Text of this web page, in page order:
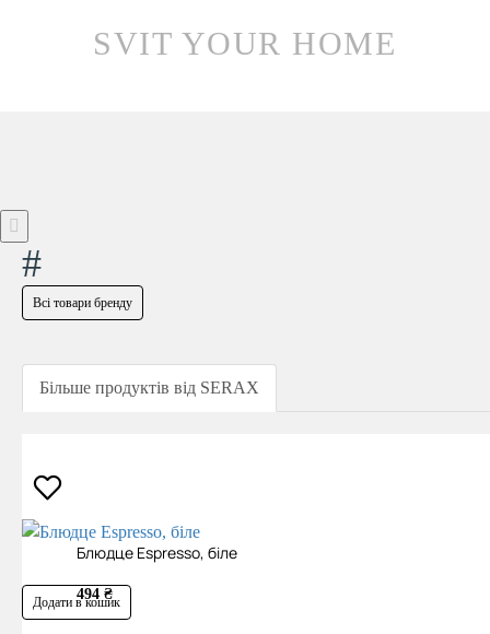
SVIT YOUR HOME
#
Всі товари бренду
Більше продуктів від SERAX
Блюдце Espresso, біле
494 ₴
Додати в кошик